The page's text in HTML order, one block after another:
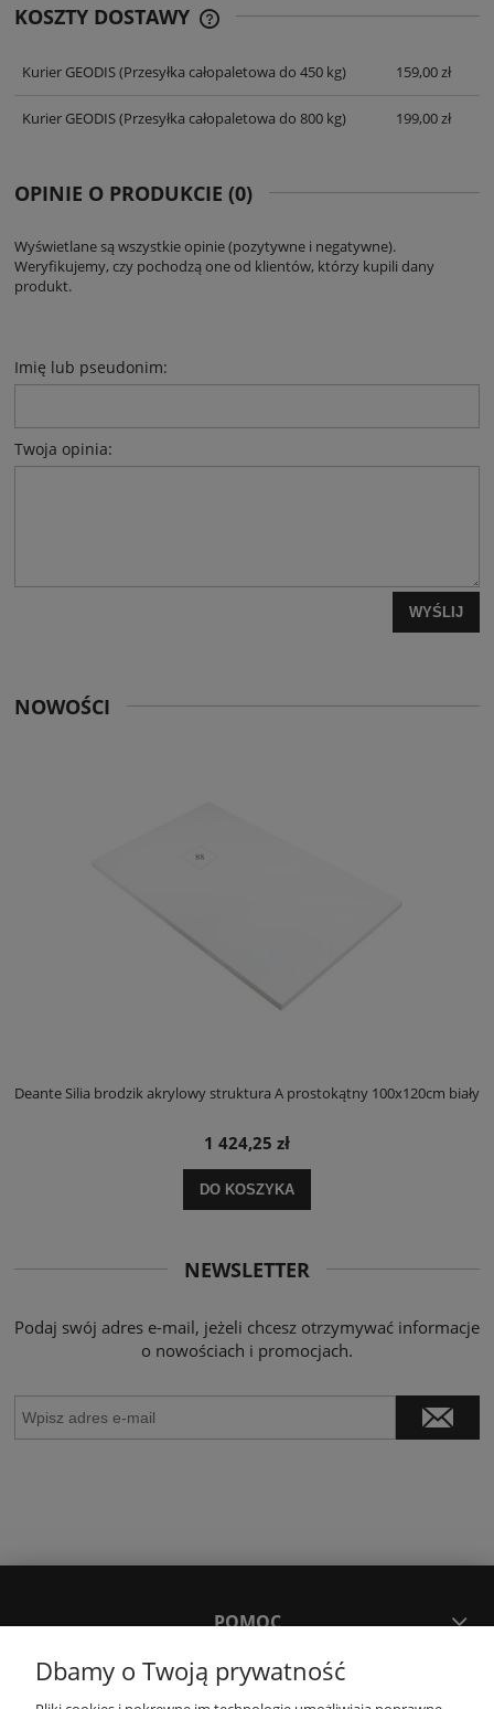
KOSZTY DOSTAWY
Kurier GEODIS(Przesyłka całopaletowa do 450 kg) 159,00 zł
Kurier GEODIS(Przesyłka całopaletowa do 800 kg) 199,00 zł
OPINIE O PRODUKCIE (0)
Wyświetlane są wszystkie opinie (pozytywne i negatywne).
Weryfikujemy, czy pochodzą one od klientów, którzy kupili dany
produkt.
Imię lub pseudonim:
Twoja opinia:
WYŚLIJ
NOWOŚCI
Deante Silia brodzik akrylowy struktura A prostokątny 100x120cm biały
1 424,25 zł
DO KOSZYKA
NEWSLETTER
Podaj swój adres e-mail, jeżeli chcesz otrzymywać informacje
o nowościach i promocjach.
POMOC
MOJE KONTO
Dbamy o Twoją prywatność